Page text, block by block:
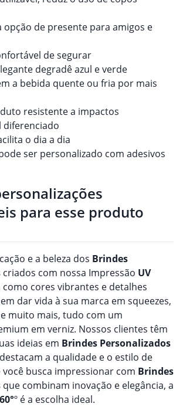
opção de presente para amigos e
de segurar
degradê azul e verde
a bebida quente ou fria por mais
resistente a impactos
diferenciado
o dia a dia
ser personalizado com adesivos
para esse produto
e a beleza dos Brindes
criados com nossa Impressão UV
como cores vibrantes e detalhes
dar vida à sua marca em squeezes,
muito mais, tudo com um
em verniz. Nossos clientes têm
ideias em Brindes Personalizados
a qualidade e o estilo de
você busca impressionar com Brindes
que combinam inovação e elegância, a
º é a escolha ideal.